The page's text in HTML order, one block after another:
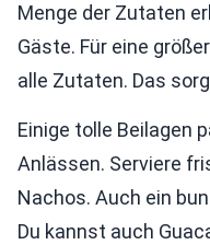
Menge der Zutaten
Gäste. Für eine
alle Zutaten. Das
Einige tolle Beilagen
Anlässen. Serviere
Nachos. Auch ein
Du kannst auch